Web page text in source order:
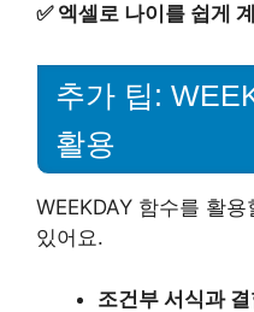
✅ 엑셀로 나이를 쉽게
추가 팁:
활용
WEEKDAY 함수를 활
있어요.
조건부 서식과